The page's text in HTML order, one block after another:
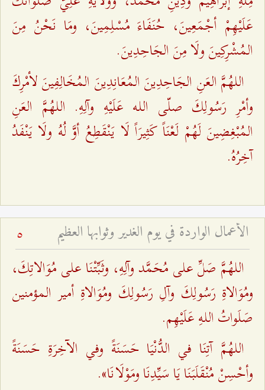
عَلَيْهِمْ أجْمَعِينَ، حُنَفَاءَ مُسْلِمِينَ، ومَا نَحْنُ مِنَ
المُشْرِكِينَ ولَا مِنَ الجَاحِدِينَ.
اللهُمَّ العَنِ الجَاحِدِينَ المُعَانِدِينَ المُخَالِفِينَ لأمْرِكَ
وأمْرِ رَسُولِكَ صلّى اللـه عَلَيْهِ وآلِهِ. اللهُمَّ العَنِ
المُبْغِضِينَ لَهُمْ لَعْنَاً كَثِيرَاً لَا يَنْقَطِعُ أوَّ لُهُ ولَا يَنْفَدُ
آخِرُهُ.
الأعمال الواردة في يوم الغدير وثوابها العظيم 5
اللهُمَّ صَلِّ على مُحَمَّد وآلِهِ، وثَبِّتْنَا على مُوَالاتِكَ،
ومُوَالاةِ رَسُولِكَ وآلِ رَسُولِكَ ومُوَالاةِ أمير المؤمنين
صَلَواتُ اللـهِ عَلَيْهِم.
اللهُمَّ آتِنَا في الدُّنْيَا حَسَنَةً وفي الآخِرَةِ حَسَنَةً
وأحْسِنْ مُنْقَلَبَنَا يَا سَيِّدِنَا ومَوْلَانَا».